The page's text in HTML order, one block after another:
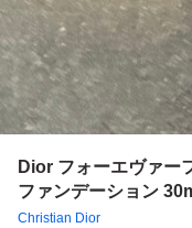
Dior フォーエヴァ
ファンデーション
Christian Dior